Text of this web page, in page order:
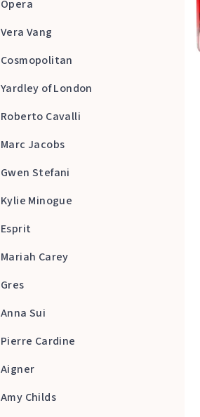
Opera
Vera Vang
Cosmopolitan
Yardley of London
Roberto Cavalli
Marc Jacobs
Gwen Stefani
Kylie Minogue
Esprit
Mariah Carey
Gres
Anna Sui
Pierre Cardine
Aigner
Amy Childs